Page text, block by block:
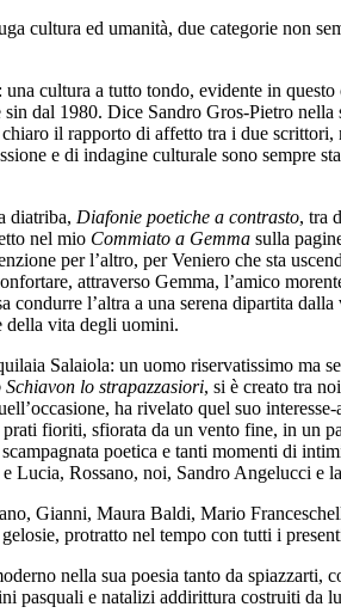
cultura ed umanità, due categorie non
cultura a tutto tondo, evidente in
dal 1980. Dice Sandro Gros-Pietro
il rapporto di affetto tra i due
e di indagine culturale sono sempre
diatriba, Diafonie poetiche a contrasto, tra
nel mio Commiato a Gemma sulla
per l’altro, per Veniero che sta
attraverso Gemma, l’amico
l’altra a una serena dipartita
della vita degli uomini.
Salaiola: un uomo riservatissimo ma
Schiavon lo strapazzasiori, si è creato tra
ha rivelato quel suo
fioriti, sfiorata da un vento fine, in un
poetica e tanti momenti di
Lucia, Rossano, noi, Sandro Angelucci e
Gianni, Maura Baldi, Mario
protratto nel tempo con tutti i
nella sua poesia tanto da spiazzarti,
pasquali e natalizi addirittura costruiti da